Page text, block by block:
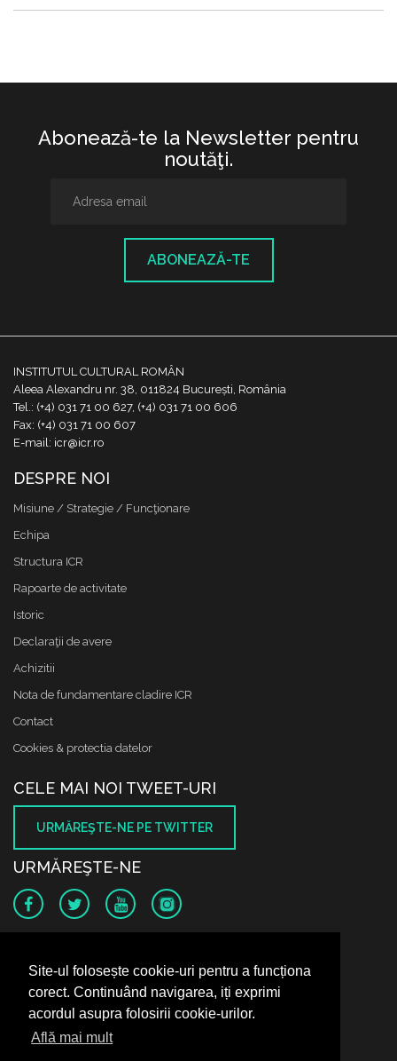
Site-ul folosește cookie-uri pentru a funcționa
corect. Continuând navigarea, iți exprimi
acordul asupra folosirii cookie-urilor.
Află mai mult
Abonează-te la Newsletter pentru
noutăţi.
ABONEAZĂ-TE
INSTITUTUL CULTURAL ROMÂN
Aleea Alexandru nr. 38, 011824 București, România
Tel.: (+4) 031 71 00 627, (+4) 031 71 00 606
Fax: (+4) 031 71 00 607
E-mail: icr@icr.ro
DESPRE NOI
Misiune / Strategie / Funcţionare
Echipa
Structura ICR
Rapoarte de activitate
Istoric
Declaraţii de avere
Achizitii
Nota de fundamentare cladire ICR
Contact
Cookies & protectia datelor
CELE MAI NOI TWEET-URI
URMĂREŞTE-NE PE TWITTER
URMĂREŞTE-NE